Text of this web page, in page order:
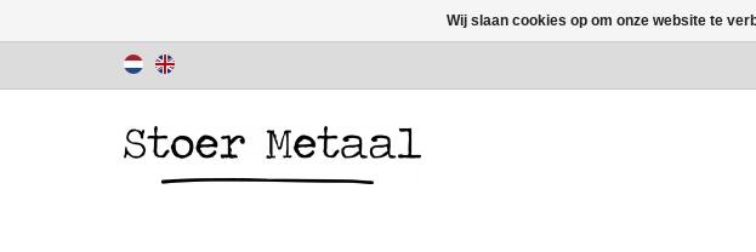
Wij slaan cookies op om onze website te